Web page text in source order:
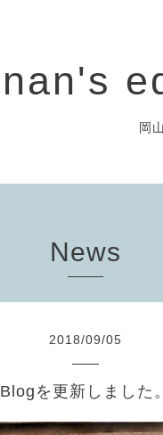
nan's
岡
News
2018/09/05
Blogを更新しました。